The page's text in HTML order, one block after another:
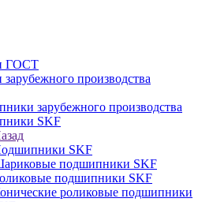
ГОСТ
производства
зарубежного производства
SKF
SKF
подшипники SKF
подшипники SKF
роликовые подшипники